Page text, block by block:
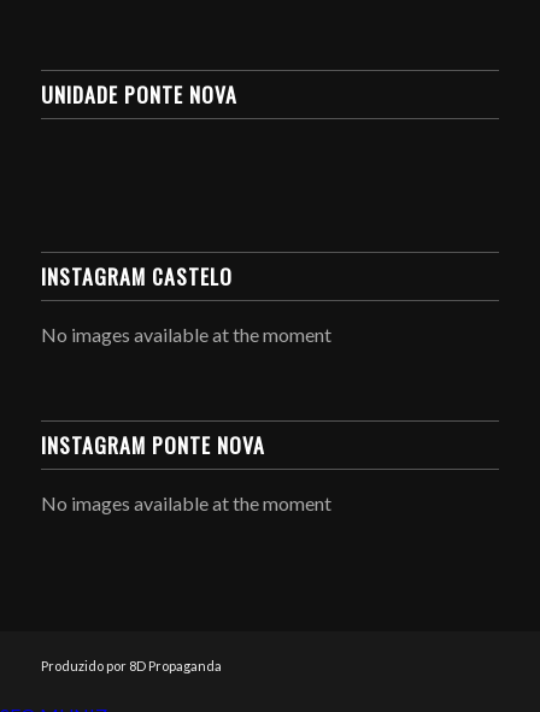
UNIDADE PONTE NOVA
INSTAGRAM CASTELO
No images available at the moment
INSTAGRAM PONTE NOVA
No images available at the moment
Produzido por 8D Propaganda